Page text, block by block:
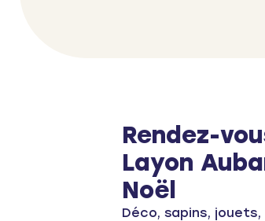
Rendez-
Layon
Noël
Déco, sapins,